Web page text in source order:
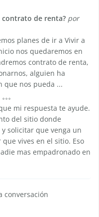
contrato de renta? por
planes de ir a Vivir a
nos quedaremos en
contrato de renta,
alguien ha
que nos pueda ...
mi respuesta te ayude.
del sitio donde
solicitar que venga un
vives en el sitio. Eso
mas empadronado en
conversación